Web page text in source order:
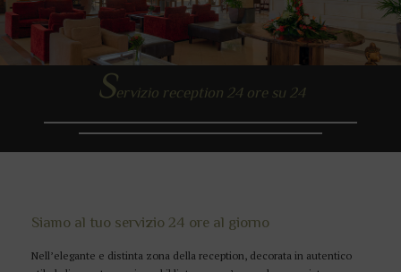
Servizio reception 24 ore su 24
Siamo al tuo servizio 24 ore al giorno
Nell’elegante e distinta zona della reception, decorata in autentico